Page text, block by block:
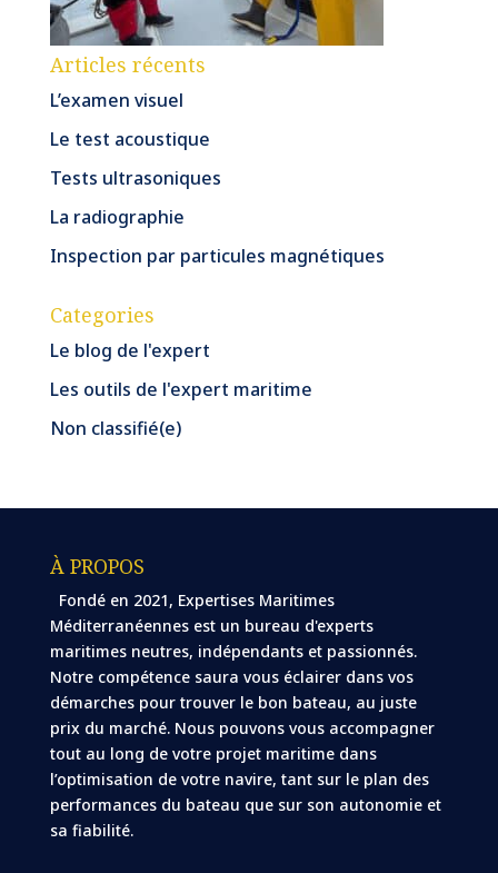
Articles récents
L’examen visuel
Le test acoustique
Tests ultrasoniques
La radiographie
Inspection par particules magnétiques
Categories
Le blog de l'expert
Les outils de l'expert maritime
Non classifié(e)
À PROPOS
Fondé en 2021, Expertises Maritimes
Méditerranéennes est un bureau d'experts
maritimes neutres, indépendants et passionnés.
Notre compétence saura vous éclairer dans vos
démarches pour trouver le bon bateau, au juste
prix du marché. Nous pouvons vous accompagner
tout au long de votre projet maritime dans
l’optimisation de votre navire, tant sur le plan des
performances du bateau que sur son autonomie et
sa fiabilité.